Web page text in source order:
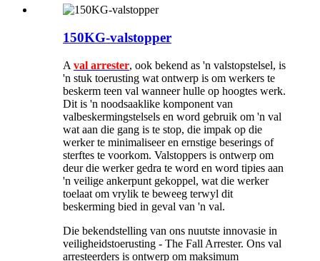
150KG-valstopper
A val arrester, ook bekend as 'n valstopstelsel, is
'n stuk toerusting wat ontwerp is om werkers te
beskerm teen val wanneer hulle op hoogtes werk.
Dit is 'n noodsaaklike komponent van
valbeskermingstelsels en word gebruik om 'n val
wat aan die gang is te stop, die impak op die
werker te minimaliseer en ernstige beserings of
sterftes te voorkom. Valstoppers is ontwerp om
deur die werker gedra te word en word tipies aan
'n veilige ankerpunt gekoppel, wat die werker
toelaat om vrylik te beweeg terwyl dit
beskerming bied in geval van 'n val.
Die bekendstelling van ons nuutste innovasie in
veiligheidstoerusting - The Fall Arrester. Ons val
arresteerders is ontwerp om maksimum